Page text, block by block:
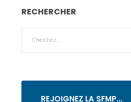
RECHERCHER
REJOIGNEZ LA SFMP...